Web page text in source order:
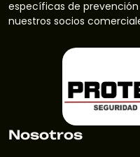
específicas de
nuestros socios
Nosotros